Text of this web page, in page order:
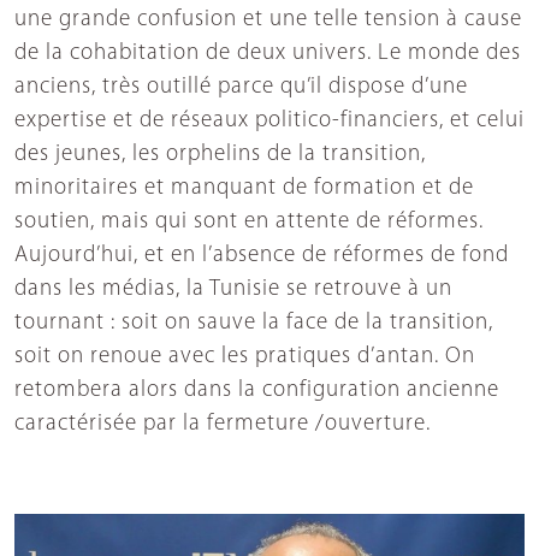
une grande confusion et une telle tension à cause
de la cohabitation de deux univers. Le monde des
anciens, très outillé parce qu’il dispose d’une
expertise et de réseaux politico-financiers, et celui
des jeunes, les orphelins de la transition,
minoritaires et manquant de formation et de
soutien, mais qui sont en attente de réformes.
Aujourd’hui, et en l’absence de réformes de fond
dans les médias, la Tunisie se retrouve à un
tournant : soit on sauve la face de la transition,
soit on renoue avec les pratiques d’antan. On
retombera alors dans la configuration ancienne
caractérisée par la fermeture /ouverture.